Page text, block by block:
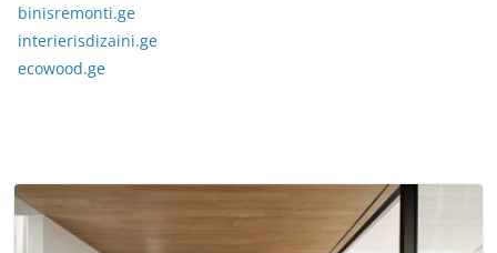
binisremonti.ge
interierisdizaini.ge
ecowood.ge